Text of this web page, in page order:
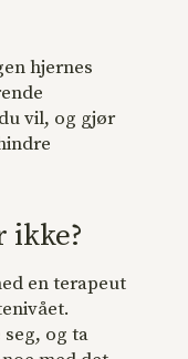
hjernes
vil, og gjør
ikke?
en terapeut
og ta